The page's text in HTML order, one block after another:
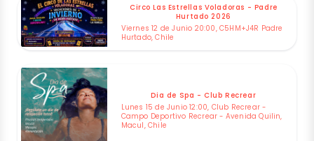
Circo Las Estrellas Voladoras - Padre
Hurtado 2026
Viernes 12 de Junio 20:00, C5HM+J4R Padre
Hurtado, Chile
Dia de Spa - Club Recrear
Lunes 15 de Junio 12:00, Club Recrear -
Campo Deportivo Recrear - Avenida Quilin,
Macul, Chile